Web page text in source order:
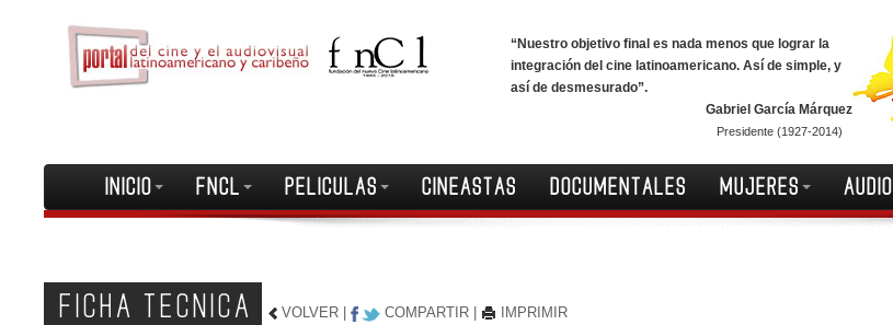
“Nuestro objetivo final es nada menos que lograr la
integración del cine latinoamericano. Así de simple, y
así de desmesurado”.
Gabriel García Márquez
Presidente (1927-2014)
INICIO FNCL PELICULAS CINEASTAS DOCUMENTALES MUJERES
FICHA TECNICA VOLVER COMPARTIR IMPRIMIR